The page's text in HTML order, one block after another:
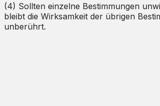
(4) Sollten einzelne Bestimmungen
bleibt die Wirksamkeit der übrigen
unberührt.